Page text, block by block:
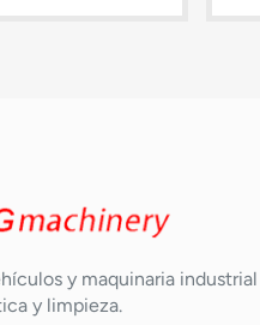
y maquinaria industrial
y limpieza.